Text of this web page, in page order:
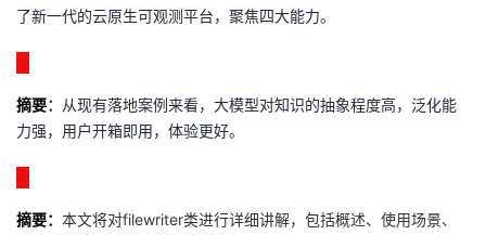
了新一代的云原生可观测平台，聚焦四大能力。
摘要：
从现有落地案例来看，大模型对知识的抽象程度高，泛化能
力强，用户开箱即用，体验更好。
摘要： 本文将对filewriter类进行详细讲解，包括概述、使用场景、